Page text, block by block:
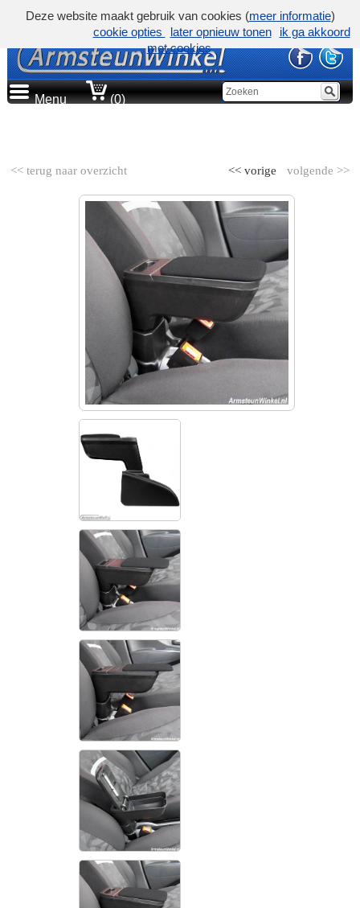
Menu (0)
<< terug naar overzicht volgende >>
<< vorige
Deze website maakt gebruik van cookies (meer informatie)
cookie opties
later opnieuw tonen
ik ga akkoord
met cookies